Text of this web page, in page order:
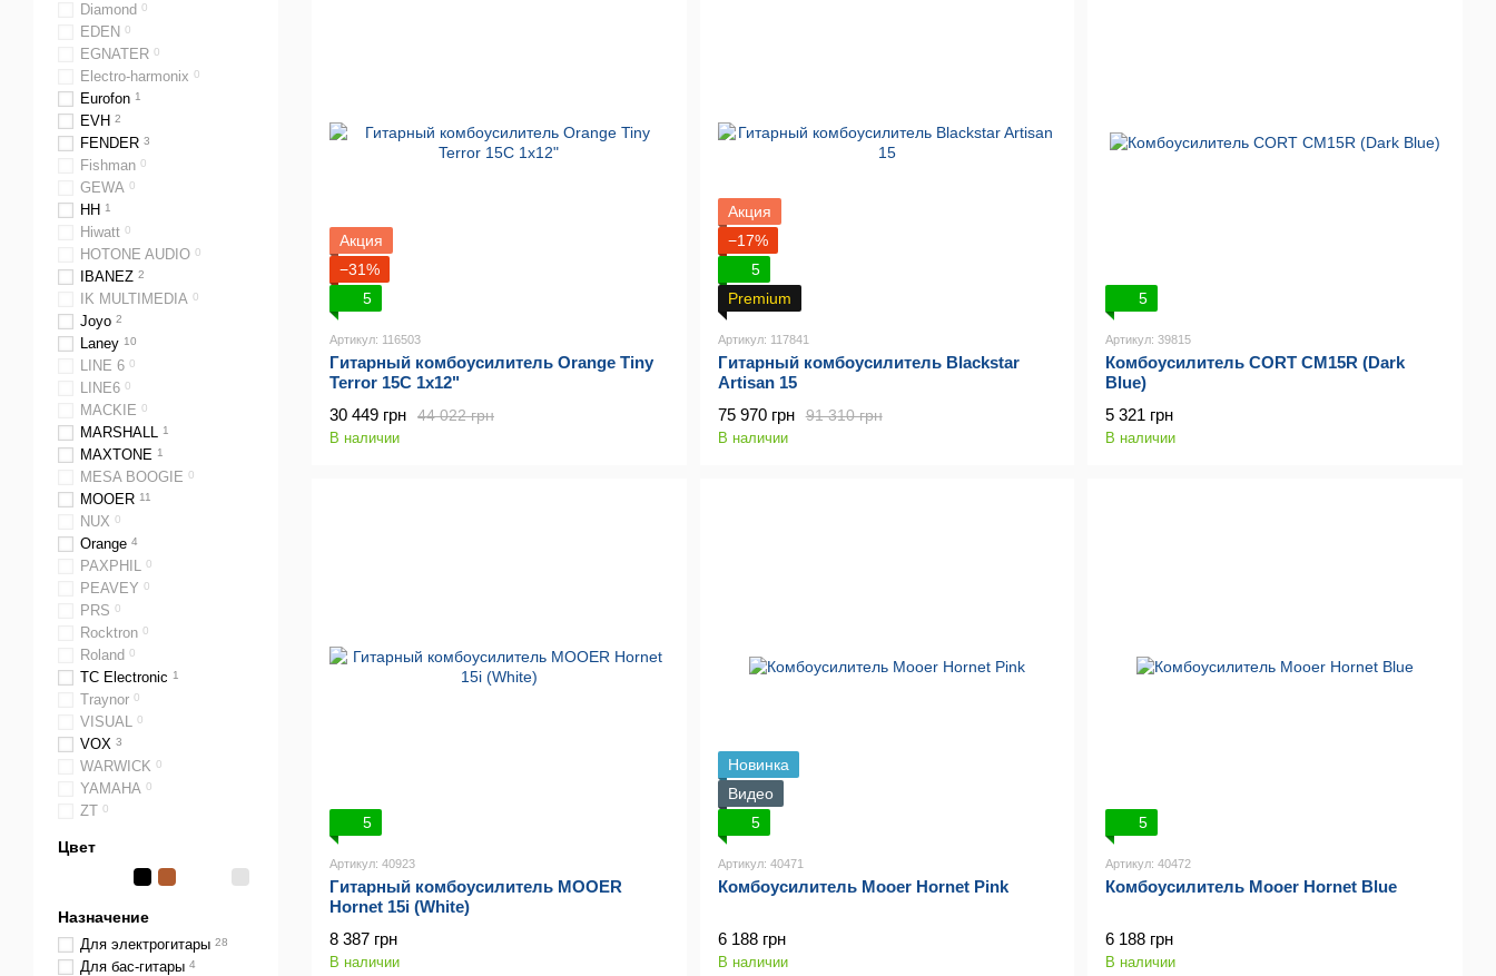
Акция
−31%
5
Артикул: 116503
Гитарный комбоусилитель Orange Tiny
Terror 15C 1x12"
44 022 грн
30 449 грн
В наличии
Акция
−17%
5
Premium
Артикул: 117841
Гитарный комбоусилитель Blackstar
Artisan 15
91 310 грн
75 970 грн
В наличии
5
Артикул: 39815
Комбоусилитель CORT CM15R (Dark
Blue)
5 321 грн
В наличии
5
Артикул: 40923
Гитарный комбоусилитель MOOER
Hornet 15i (White)
8 387 грн
В наличии
Новинка
Видео
5
Артикул: 40471
Комбоусилитель Mooer Hornet Pink
6 188 грн
В наличии
5
Артикул: 40472
Комбоусилитель Mooer Hornet Blue
6 188 грн
В наличии
Diamond 0
EDEN 0
EGNATER 0
Electro-harmonix 0
Eurofon 1
EVH 2
FENDER 3
Fishman 0
GEWA 0
HH 1
Hiwatt 0
HOTONE AUDIO 0
IBANEZ 2
IK MULTIMEDIA 0
Joyo 2
Laney 10
LINE 6 0
LINE6 0
MACKIE 0
MARSHALL 1
MAXTONE 1
MESA BOOGIE 0
MOOER 11
NUX 0
Orange 4
PAXPHIL 0
PEAVEY 0
PRS 0
Rocktron 0
Roland 0
TC Electronic 1
Traynor 0
VISUAL 0
VOX 3
WARWICK 0
YAMAHA 0
ZT 0
Цвет
Назначение
Для электрогитары 28
Для бас-гитары 4